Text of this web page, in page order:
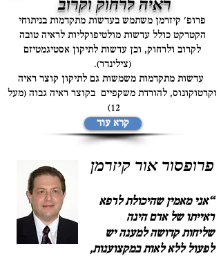
ראיה לרחוק וקרוב
פרופ' קיזרמן משתמש בעדשות מתקדמות בניתוחי
הקטרקט כולל עדשות מולטיפוקליות לראיה טובה
לקרוב ולרחוק, וכן עדשות לתיקון אסטיגמטיזם
(צילינדר).
עדשות מתקדמות משמשות גם לתיקון קוצר ראיה
וקרטוקונוס, להורדת משקפיים בקוצר ראיה גבוה (מעל
12)
קרא עוד
פרופסור אור קיזרמן
“אני מאמין שהיכולת לרפא
ראייתו של אדם הינה
שליחות קדושה למענה יש
לפעול ללא לאות במקצוענות,